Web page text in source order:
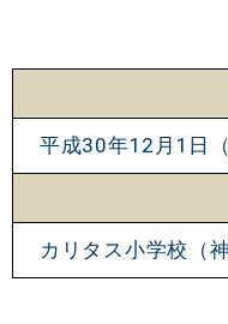
平成30年12月1日（
カリタス小学校（